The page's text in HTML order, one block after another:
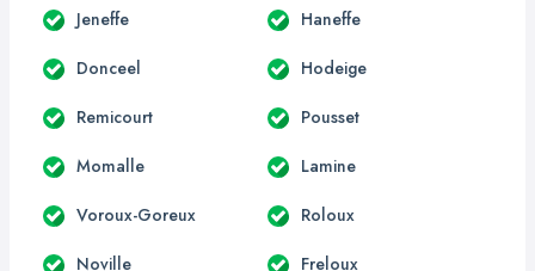
Jeneffe Haneffe
Donceel Hodeige
Remicourt Pousset
Momalle Lamine
Voroux-Goreux Roloux
Noville Freloux